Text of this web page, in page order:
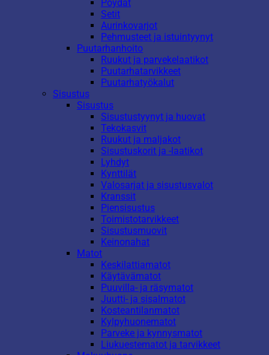
Pöydät
Setit
Aurinkovarjot
Pehmusteet ja istuintyynyt
Puutarhanhoito
Ruukut ja parvekelaatikot
Puutarhatarvikkeet
Puutarhatyökalut
Sisustus
Sisustus
Sisustustyynyt ja huovat
Tekokasvit
Ruukut ja maljakot
Sisustuskorit ja -laatikot
Lyhdyt
Kynttilät
Valosarjat ja sisustusvalot
Kranssit
Piensisustus
Toimistotarvikkeet
Sisustusmuovit
Keinonahat
Matot
Keskilattiamatot
Käytävämatot
Puuvilla- ja räsymatot
Juutti- ja sisalmatot
Kosteantilanmatot
Kylpyhuonematot
Parveke ja kynnysmatot
Liukuestematot ja tarvikkeet